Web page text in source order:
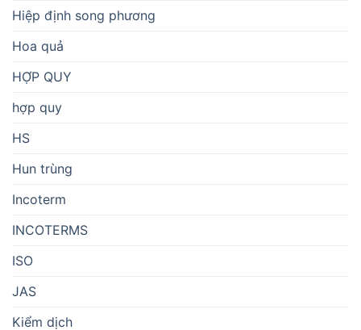
Hiệp định song phương
Hoa quả
HỢP QUY
hợp quy
HS
Hun trùng
Incoterm
INCOTERMS
ISO
JAS
Kiểm dịch